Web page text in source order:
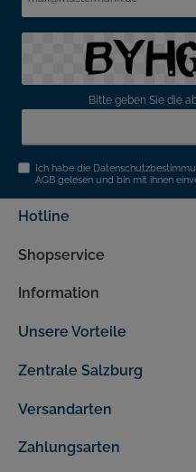
Bitte geben Sie die
Ich habe die
AGB gelesen und bin mit ihnen
Hotline
Shopservice
Information
Unsere Vorteile
Versandarten
Zahlungsarten
Zentrale Salzburg